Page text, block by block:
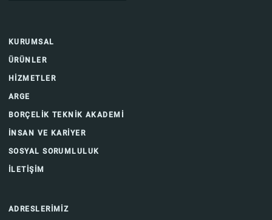
KURUMSAL
ÜRÜNLER
HİZMETLER
ARGE
BORÇELİK TEKNİK AKADEMİ
İNSAN VE KARİYER
SOSYAL SORUMLULUK
İLETİŞİM
ADRESLERİMİZ